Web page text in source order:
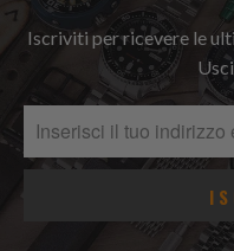
Iscriviti per ricevere le